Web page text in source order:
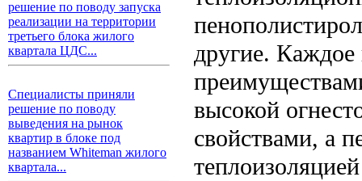
решение по поводу запуска
реализации на территории
третьего блока жилого
квартала ЦДС...
Специалисты приняли
решение по поводу
выведения на рынок
квартир в блоке под
названием Whiteman жилого
квартала...
другие. Каждое
высокой
свойствами, а